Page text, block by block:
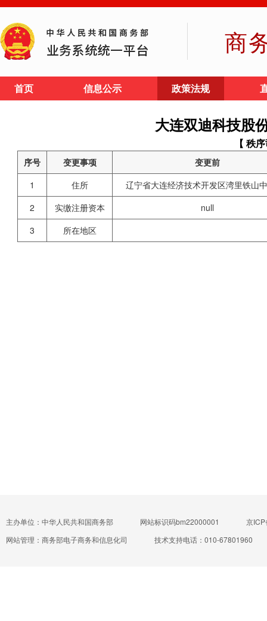
商
首页 信息公示 政策法规
大连双迪科技股
【 秩
序号 变更事项
变更前
1
住所
辽宁省大连经济技术开发区湾里铁山
2
实缴注册资本
null
3
所在地区
主办单位：中华人民共和国商务部 网站标识码bm22000001
京
网站管理：商务部电子商务和信息化司
技术支持电话：010-67801960